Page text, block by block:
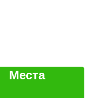
Места